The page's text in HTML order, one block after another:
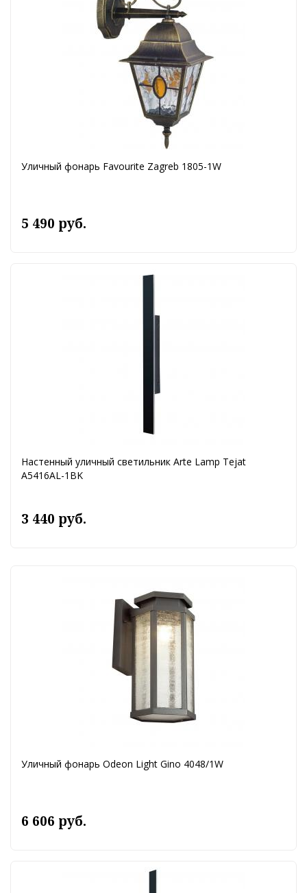
Уличный фонарь Favourite Zagreb 1805-1W
5 490 руб.
Настенный уличный светильник Arte Lamp Tejat
A5416AL-1BK
3 440 руб.
Уличный фонарь Odeon Light Gino 4048/1W
6 606 руб.